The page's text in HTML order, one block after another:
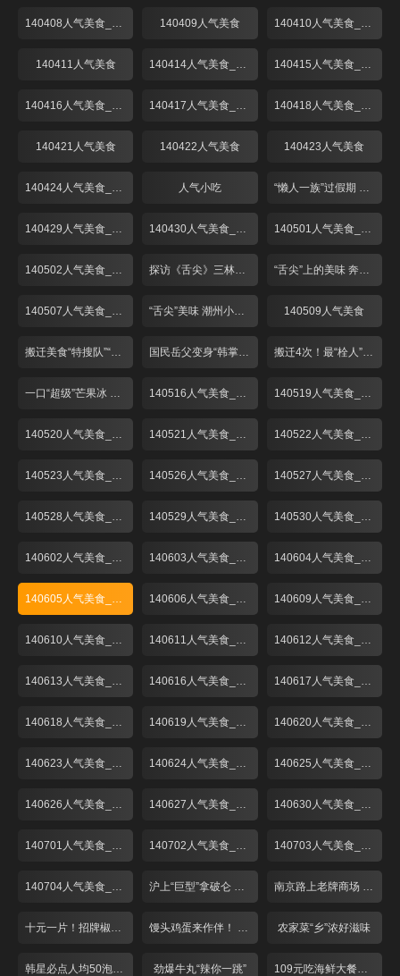
140408人气美食_001 140409人气美食 140410人气美食_001
140411人气美食 140414人气美食_001 140415人气美食_001
140416人气美食_001 140417人气美食_001 140418人气美食_001
140421人气美食 140422人气美食 140423人气美食
140424人气美食_001 人气小吃 “懒人一族”过假期 出游请客靠“熟食”！
140429人气美食_001 140430人气美食_001 140501人气美食_001
140502人气美食_001 探访《舌尖》三林塘 预定已到6月中 “舌尖”上的美味 奔跑中的“啫啫煲”
140507人气美食_001 “舌尖”美味 潮州小吃煎蚝烙 140509人气美食
搬迁美食“特搜队”“弄堂馄饨”再登场！ 国民岳父变身“韩掌柜” “粉丝”捧场菜名怪 搬迁4次！最“栓人”的生煎包！
一口“超级”芒果冰 一秒心情变夏天！ 140516人气美食_001 140519人气美食_001
140520人气美食_001 140521人气美食_001 140522人气美食_001
140523人气美食_001 140526人气美食_001 140527人气美食_001
140528人气美食_001 140529人气美食_001 140530人气美食_001
140602人气美食_001 140603人气美食_001 140604人气美食_001
140605人气美食_001 140606人气美食_001 140609人气美食_001
140610人气美食_001 140611人气美食_001 140612人气美食_001
140613人气美食_001 140616人气美食_001 140617人气美食_001
140618人气美食_001 140619人气美食_001 140620人气美食_001
140623人气美食_001 140624人气美食_001 140625人气美食_001
140626人气美食_001 140627人气美食_001 140630人气美食_001
140701人气美食_001 140702人气美食_001 140703人气美食_001
140704人气美食_001 沪上“巨型”拿破仑 人气高涨价不高！ 南京路上老牌商场 美食广场折扣多！
十元一片！招牌椒盐炸猪手 馒头鸡蛋来作伴！ 经典红烧肉只卖28？ 农家菜“乡”浓好滋味
韩星必点人均50泡菜锅 劲爆牛丸“辣你一跳” 109元吃海鲜大餐物超所值